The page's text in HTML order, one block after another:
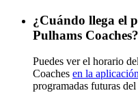
¿Cuándo llega el
Pulhams Coaches?
Puedes ver el horario
Coaches en la aplicación
programadas futuras